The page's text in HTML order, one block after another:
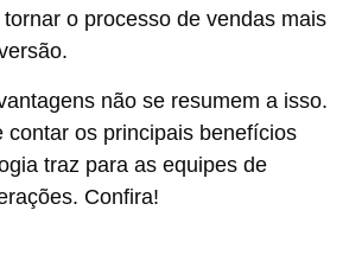
o processo de vendas mais
não se resumem a isso.
contar os principais benefícios
traz para as equipes de
Confira!